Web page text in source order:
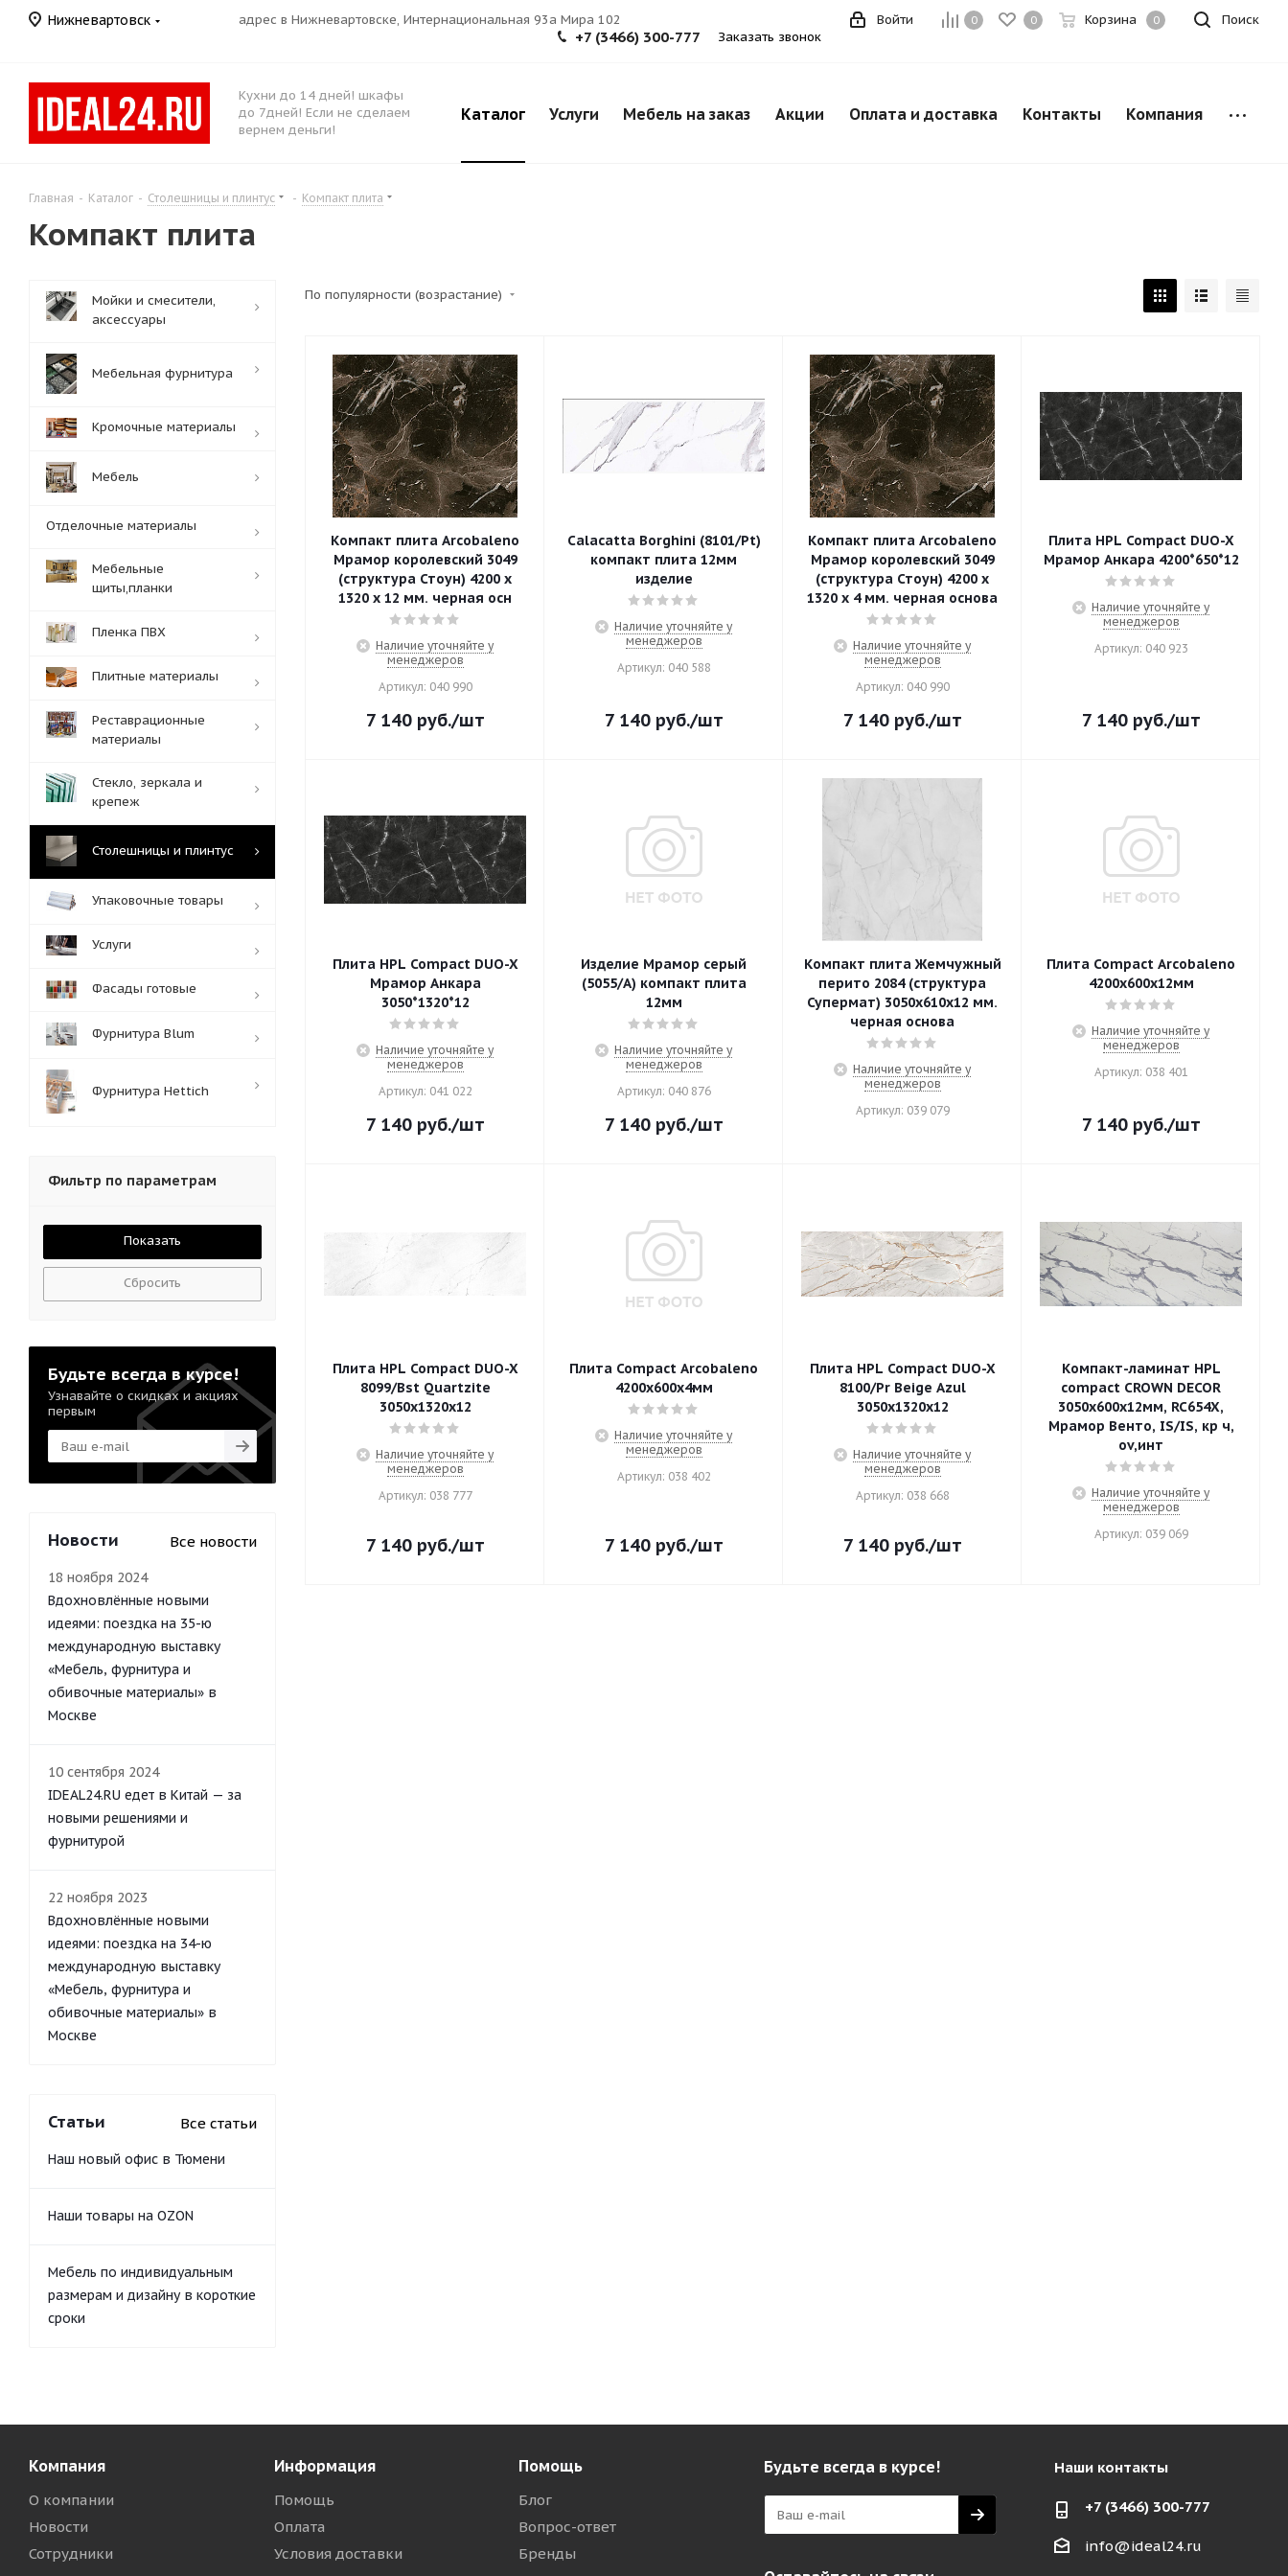
Нижневартовск адрес в Нижневартовске, Интернациональная 93а Мира 102 Поиск
0 0 Корзина 0
Войти
+7 (3466) 300-777 Заказать звонок
Кухни до 14 дней! шкафы
до 7дней! Если не сделаем
вернем деньги!
Каталог Услуги Мебель на заказ Акции Оплата и доставка Контакты Компания
Главная - Каталог - Столешницы и плинтус - Компакт плита
Компакт плита
По популярности (возрастание)
Компакт плита Arcobaleno
Мрамор королевский 3049
(структура Стоун) 4200 х
1320 х 12 мм. черная осн
Наличие уточняйте у
менеджеров
Артикул: 040 990
7 140руб./шт
Calacatta Borghini (8101/Pt)
компакт плита 12мм
изделие
Наличие уточняйте у
менеджеров
Артикул: 040 588
7 140руб./шт
Компакт плита Arcobaleno
Мрамор королевский 3049
(структура Стоун) 4200 х
1320 х 4 мм. черная основа
Наличие уточняйте у
менеджеров
Артикул: 040 990
7 140руб./шт
Плита HPL Compact DUO-X
Мрамор Анкара 4200*650*12
Наличие уточняйте у
менеджеров
Артикул: 040 923
7 140руб./шт
Плита HPL Compact DUO-X
Мрамор Анкара
3050*1320*12
Наличие уточняйте у
менеджеров
Артикул: 041 022
7 140руб./шт
Изделие Мрамор серый
(5055/А) компакт плита
12мм
Наличие уточняйте у
менеджеров
Артикул: 040 876
7 140руб./шт
Компакт плита Жемчужный
перито 2084 (структура
Супермат) 3050х610х12 мм.
черная основа
Наличие уточняйте у
менеджеров
Артикул: 039 079
Плита Compact Arcobaleno
4200х600х12мм
Наличие уточняйте у
менеджеров
Артикул: 038 401
7 140руб./шт
Плита HPL Compact DUO-X
8099/Bst Quartzite
3050х1320х12
Наличие уточняйте у
менеджеров
Артикул: 038 777
7 140руб./шт
Плита Compact Arcobaleno
4200х600х4мм
Наличие уточняйте у
менеджеров
Артикул: 038 402
7 140руб./шт
Плита HPL Compact DUO-X
8100/Pr Beige Azul
3050х1320х12
Наличие уточняйте у
менеджеров
Артикул: 038 668
7 140руб./шт
Компакт-ламинат HPL
compact CROWN DECOR
3050х600х12мм, RC654X,
Мрамор Венто, IS/IS, кр ч,
ov,инт
Наличие уточняйте у
менеджеров
Артикул: 039 069
Мойки и смесители,
аксессуары
Мебельная фурнитура
Кромочные материалы
Мебель
Отделочные материалы
Мебельные
щиты,планки
Пленка ПВХ
Плитные материалы
Реставрационные
материалы
Стекло, зеркала и
крепеж
Столешницы и плинтус
Упаковочные товары
Услуги
Фасады готовые
Фурнитура Blum
Фурнитура Hettich
Фильтр по параметрам
Сбросить
Будьте всегда в курсе!
Узнавайте о скидках и акциях
первым
Новости Все новости
18 ноября 2024
Вдохновлённые новыми
идеями: поездка на 35-ю
международную выставку
«Мебель, фурнитура и
обивочные материалы» в
Москве
10 сентября 2024
IDEAL24.RU едет в Китай — за
новыми решениями и
фурнитурой
22 ноября 2023
Вдохновлённые новыми
идеями: поездка на 34-ю
международную выставку
«Мебель, фурнитура и
обивочные материалы» в
Москве
Статьи Все статьи
Наш новый офис в Тюмени
Наши товары на OZON
Мебель по индивидуальным
размерам и дизайну в короткие
сроки
Компания
О компании
Новости
Сотрудники
Информация
Помощь
Оплата
Условия доставки
Помощь
Блог
Вопрос-ответ
Бренды
Будьте всегда в курсе! Наши контакты
+7 (3466) 300-777
info@ideal24.ru